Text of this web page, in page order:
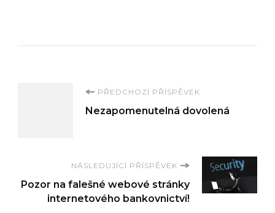
NavigacePŘEDCHOZÍ PŘÍSPĚVEK
Nezapomenutelná dovolená
NÁSLEDUJÍCÍ PŘÍSPĚVEK
Pozor na falešné webové stránky
internetového bankovnictví!